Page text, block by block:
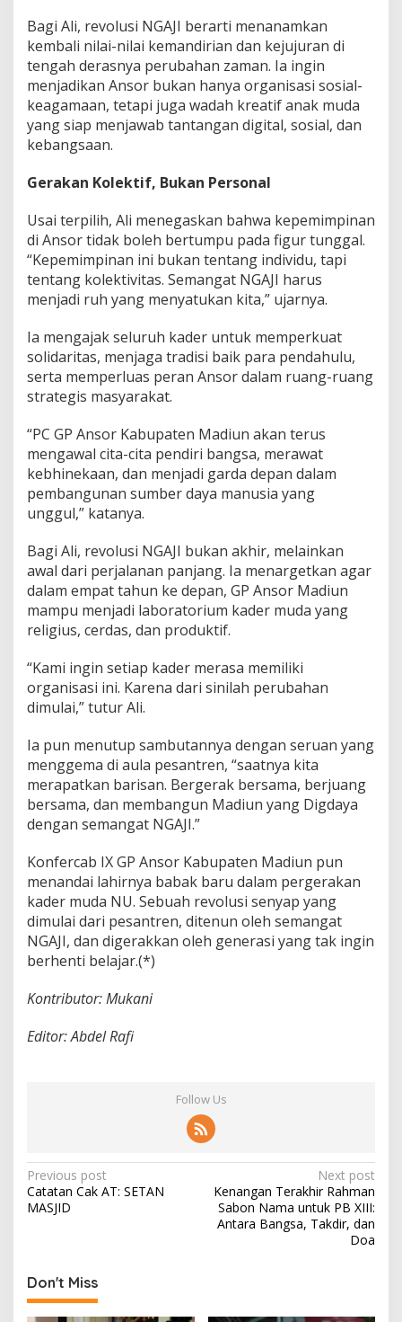
Bagi Ali, revolusi NGAJI berarti menanamkan
kembali nilai-nilai kemandirian dan kejujuran di
tengah derasnya perubahan zaman. Ia ingin
menjadikan Ansor bukan hanya organisasi sosial-
keagamaan, tetapi juga wadah kreatif anak muda
yang siap menjawab tantangan digital, sosial, dan
kebangsaan.
Gerakan Kolektif, Bukan Personal
Usai terpilih, Ali menegaskan bahwa kepemimpinan
di Ansor tidak boleh bertumpu pada figur tunggal.
“Kepemimpinan ini bukan tentang individu, tapi
tentang kolektivitas. Semangat NGAJI harus
menjadi ruh yang menyatukan kita,” ujarnya.
Ia mengajak seluruh kader untuk memperkuat
solidaritas, menjaga tradisi baik para pendahulu,
serta memperluas peran Ansor dalam ruang-ruang
strategis masyarakat.
“PC GP Ansor Kabupaten Madiun akan terus
mengawal cita-cita pendiri bangsa, merawat
kebhinekaan, dan menjadi garda depan dalam
pembangunan sumber daya manusia yang
unggul,” katanya.
Bagi Ali, revolusi NGAJI bukan akhir, melainkan
awal dari perjalanan panjang. Ia menargetkan agar
dalam empat tahun ke depan, GP Ansor Madiun
mampu menjadi laboratorium kader muda yang
religius, cerdas, dan produktif.
“Kami ingin setiap kader merasa memiliki
organisasi ini. Karena dari sinilah perubahan
dimulai,” tutur Ali.
Ia pun menutup sambutannya dengan seruan yang
menggema di aula pesantren, “saatnya kita
merapatkan barisan. Bergerak bersama, berjuang
bersama, dan membangun Madiun yang Digdaya
dengan semangat NGAJI.”
Konfercab IX GP Ansor Kabupaten Madiun pun
menandai lahirnya babak baru dalam pergerakan
kader muda NU. Sebuah revolusi senyap yang
dimulai dari pesantren, ditenun oleh semangat
NGAJI, dan digerakkan oleh generasi yang tak ingin
berhenti belajar.(*)
Kontributor: Mukani
Editor: Abdel Rafi
Follow Us
P
o
n
a
Previous post
Catatan Cak AT: SETAN
MASJID
Next post
Kenangan Terakhir Rahman
Sabon Nama untuk PB XIII:
Antara Bangsa, Takdir, dan
Doa
Don't Miss